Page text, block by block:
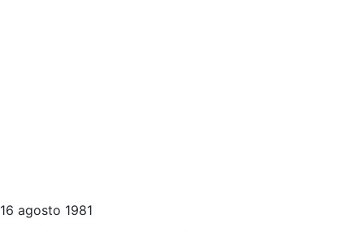
16 agosto 1981